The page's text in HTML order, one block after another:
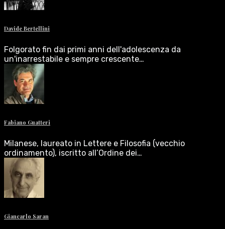
Davide Bertellini
Folgorato fin dai primi anni dell'adolescenza da
un'inarrestabile e sempre crescente…
Fabiano Guatteri
Milanese, laureato in Lettere e Filosofia (vecchio
ordinamento), iscritto all’Ordine dei…
Giancarlo Saran